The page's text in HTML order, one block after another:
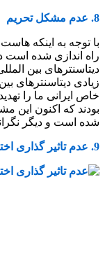
8. عدم مشکل تحریم
با توجه به اینکه
راه اندازی شده است
دیتاسنترهای بین
زیادی دیتاسنترهای
خاص ایرانی ما را
بودند که اکنون این
شده است و دیگر
9. عدم تاثیر گذاری اختلالات اینترنتی بر عملکرد سایت ها